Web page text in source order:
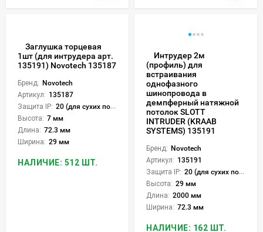
Заглушка торцевая
1шт (для интрудера арт.
135191) Novotech 135187
Бренд: Novotech
Артикул: 135187
Защита IP: 20 (для сухих пом.)
Высота: 7 мм
Длина: 72.3 мм
Ширина: 29 мм
НАЛИЧИЕ: 512 ШТ.
Интрудер 2м
(профиль) для
встраивания
однофазного
шинопровода в
демпферный натяжной
потолок SLOTT
INTRUDER (KRAAB
SYSTEMS) 135191
Бренд: Novotech
Артикул: 135191
Защита IP: 20 (для сухих пом.)
Высота: 29 мм
Длина: 2000 мм
Ширина: 72.3 мм
НАЛИЧИЕ: 162 ШТ.